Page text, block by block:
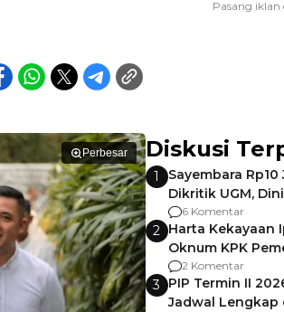
Perbesar Diskusi
1
Sayembara
Dikritik UGM,
Gagalnya
6 Komentar
2 Harta Kekayaan
Oknum KPK
Pemalang
2 Komentar
3 PIP Termin II
Jadwal Lengkap